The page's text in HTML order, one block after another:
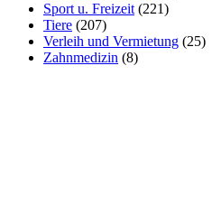
Sport u. Freizeit (221)
Tiere (207)
Verleih und Vermietung (25)
Zahnmedizin (8)